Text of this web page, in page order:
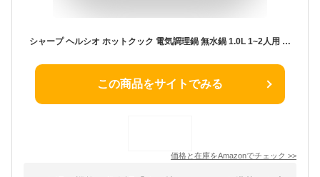
シャープ ヘルシオ ホットクック 電気調理鍋 無水鍋 1.0L 1~2人用 ホワイト KN-HW10G-W
この商品をサイトでみる
価格と在庫をAmazonでチェック >>